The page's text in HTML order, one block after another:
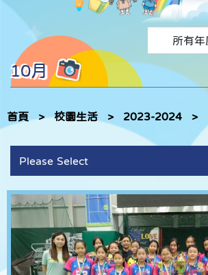
10月
首頁 > 校園生活 > 2023-2024 >
Please Select